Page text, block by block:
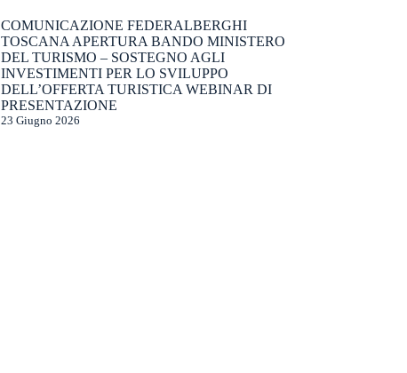
COMUNICAZIONE FEDERALBERGHI
TOSCANA APERTURA BANDO MINISTERO
DEL TURISMO – SOSTEGNO AGLI
INVESTIMENTI PER LO SVILUPPO
DELL’OFFERTA TURISTICA WEBINAR DI
PRESENTAZIONE
23 Giugno 2026